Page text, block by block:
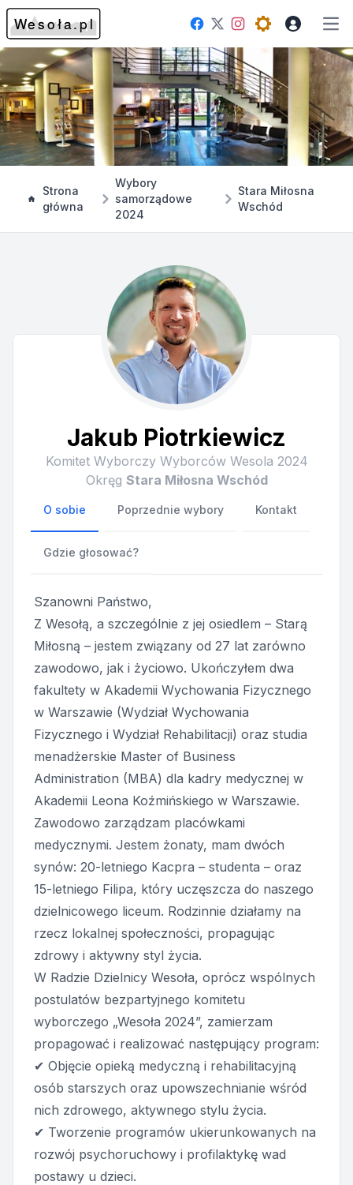
Facebook
TwitterInstagram
Open theme
Strona
główna
Wybory
samorządowe
2024
Stara Miłosna
Wschód
Jakub Piotrkiewicz
Komitet Wyborczy Wyborców Wesola 2024
Okręg Stara Miłosna Wschód
O sobie Poprzednie wybory Kontakt
Gdzie głosować?
Szanowni Państwo,
Z Wesołą, a szczególnie z jej osiedlem – Starą
Miłosną – jestem związany od 27 lat zarówno
zawodowo, jak i życiowo. Ukończyłem dwa
fakultety w Akademii Wychowania Fizycznego
w Warszawie (Wydział Wychowania
Fizycznego i Wydział Rehabilitacji) oraz studia
menadżerskie Master of Business
Administration (MBA) dla kadry medycznej w
Akademii Leona Koźmińskiego w Warszawie.
Zawodowo zarządzam placówkami
medycznymi. Jestem żonaty, mam dwóch
synów: 20-letniego Kacpra – studenta – oraz
15-letniego Filipa, który uczęszcza do naszego
dzielnicowego liceum. Rodzinnie działamy na
rzecz lokalnej społeczności, propagując
zdrowy i aktywny styl życia.
W Radzie Dzielnicy Wesoła, oprócz wspólnych
postulatów bezpartyjnego komitetu
wyborczego „Wesoła 2024”, zamierzam
propagować i realizować następujący program:
✔ Objęcie opieką medyczną i rehabilitacyjną
osób starszych oraz upowszechnianie wśród
nich zdrowego, aktywnego stylu życia.
✔ Tworzenie programów ukierunkowanych na
rozwój psychoruchowy i profilaktykę wad
postawy u dzieci.